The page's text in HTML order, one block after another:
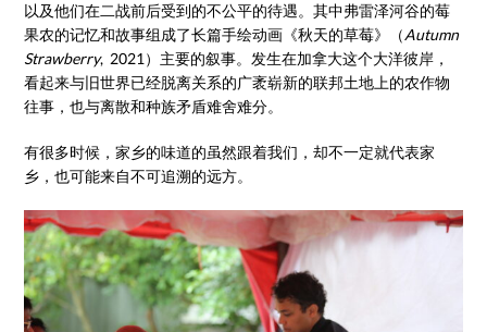
以及他们在二战前后受到的不公平的待遇。其中弗雷泽河谷的莓
果农的记忆和故事组成了长篇手绘动画《秋天的草莓》（Autumn
Strawberry, 2021）主要的叙事。发生在加拿大这个大洋彼岸，
看起来与旧世界已经脱离关系的广袤崭新的联邦土地上的农作物
往事，也与离散和种族矛盾难舍难分。
有很多时候，家乡的味道的虽然跟着我们，却不一定就代表家
乡，也可能来自不可追溯的远方。